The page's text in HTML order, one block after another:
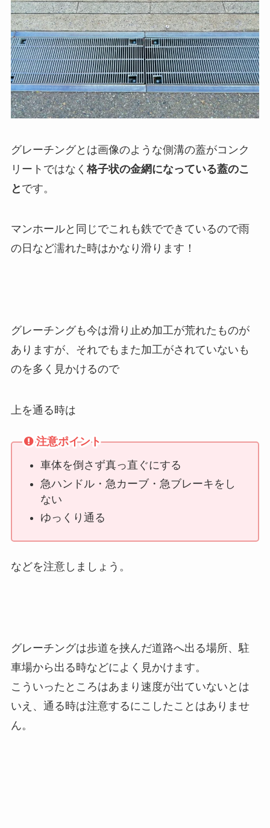
グレーチングとは画像のような側溝の蓋がコンク
リートではなく 格子状の金網になっている蓋のこ
と です。
マンホールと同じでこれも鉄でできているので雨
の日など濡れた時はかなり滑ります！
グレーチングも今は滑り止め加工が荒れたものが
ありますが、それでもまた加工がされていないも
のを多く見かけるので
上を通る時は
注意ポイント
車体を倒さず真っ直ぐにする
急ハンドル・急カーブ・急ブレーキをし
ない
ゆっくり通る
などを注意しましょう。
グレーチングは歩道を挟んだ道路へ出る場所、駐
車場から出る時などによく見かけます。
こういったところはあまり速度が出ていないとは
いえ、通る時は注意するにこしたことはありませ
ん。